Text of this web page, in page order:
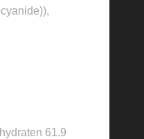
61.9